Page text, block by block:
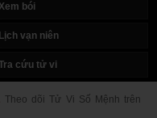
bói
vạn niên
cứu tử vi
Theo dõi Tử Vi Số Mệnh trên